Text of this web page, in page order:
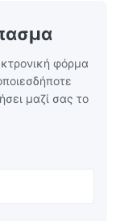
φόρμα
μαζί σας το